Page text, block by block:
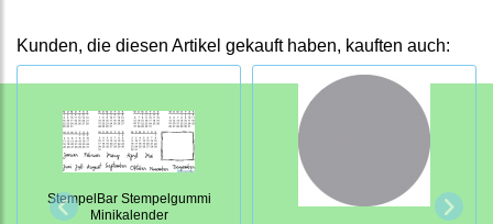
Kunden, die diesen Artikel gekauft haben, kauften auch:
StempelBar Stempelgummi
Minikalender